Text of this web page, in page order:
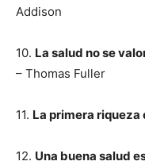
Addison
10. La salud no se
– Thomas Fuller
11. La primera riqueza
12. Una buena salud